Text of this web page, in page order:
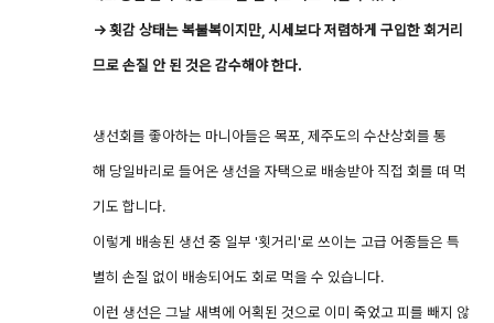
→ 횟감 상태는 복불복이지만, 시세보다 저렴하게 구입한 회거리
므로 손질 안 된 것은 감수해야 한다.
생선회를 좋아하는 마니아들은 목포, 제주도의 수산상회를 통
해 당일바리로 들어온 생선을 자택으로 배송받아 직접 회를 떠 먹
기도 합니다.
이렇게 배송된 생선 중 일부 '횟거리'로 쓰이는 고급 어종들은 특
별히 손질 없이 배송되어도 회로 먹을 수 있습니다.
이런 생선은 그날 새벽에 어획된 것으로 이미 죽었고 피를 빼지 않